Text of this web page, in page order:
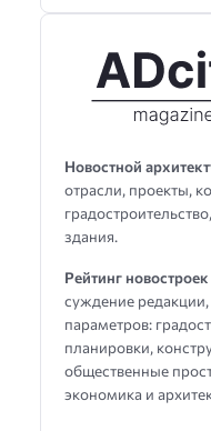
Новостной
отрасли, проекты,
здания.
Рейтинг новостроек
суждение
параметров:
планировки,
общественные
экономика и